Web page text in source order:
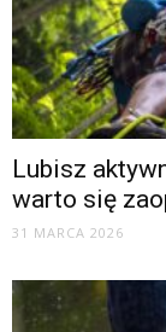
Lubisz
warto się
31 MARCA 2026